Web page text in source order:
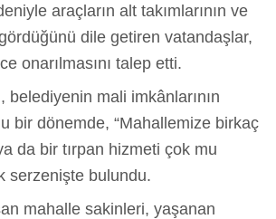
araçların alt takımlarının ve
dile getiren vatandaşlar,
onarılmasını talep etti.
belediyenin mali imkânlarının
bir dönemde, “Mahallemize birkaç
da bir tırpan hizmeti çok mu
serzenişte bulundu.
mahalle sakinleri, yaşanan